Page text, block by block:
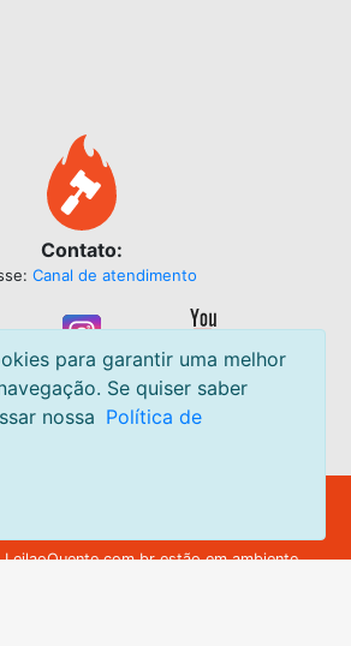
Contato:
Canal de atendimento
Leilão de Centavos. Leilões acontecendo
LeilaoQuente.com.brestão em ambiente
para garantir uma melhor
Se quiser saber
nossa Política de